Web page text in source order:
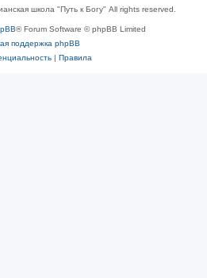
школа "Путь к Богу" All rights reserved.
® Forum Software © phpBB Limited
поддержка phpBB
| Правила